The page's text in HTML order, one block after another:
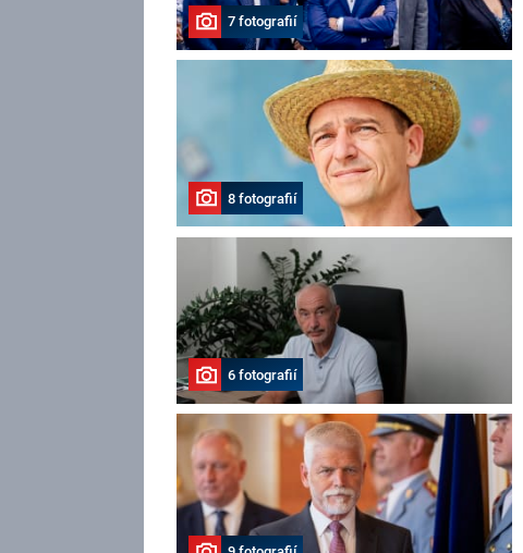
7 fotografií
8 fotografií
6 fotografií